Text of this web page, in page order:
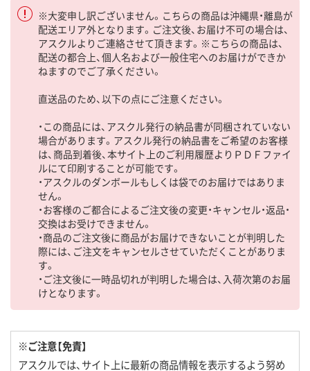
※大変申し訳ございません。こちらの商品は沖縄県・離島が
配送エリア外となります。ご注文後、お届け不可の場合は、
アスクルよりご連絡させて頂きます。※こちらの商品は、
配送の都合上、個人名および一般住宅へのお届けができか
ねますのでご了承ください。
直送品のため、以下の点にご注意ください。
・この商品には、アスクル発行の納品書が同梱されていない
場合があります。アスクル発行の納品書をご希望のお客様
は、商品到着後、本サイト上のご利用履歴よりＰＤＦファイ
ルにて印刷することが可能です。
・アスクルのダンボールもしくは袋でのお届けではありま
せん。
・お客様のご都合によるご注文後の変更・キャンセル・返品・
交換はお受けできません。
・商品のご注文後に商品がお届けできないことが判明した
際には、ご注文をキャンセルさせていただくことがありま
す。
・ご注文後に一時品切れが判明した場合は、入荷次第のお届
けとなります。
※ご注意【免責】
アスクルでは、サイト上に最新の商品情報を表示するよう努め